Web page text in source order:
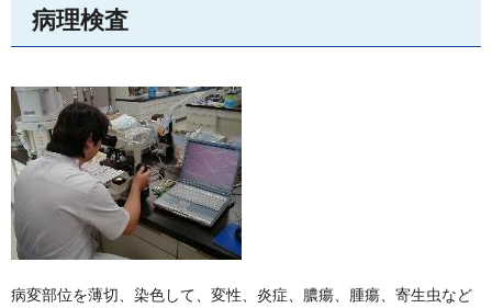
病理検査
病変部位を薄切、染色して、変性、炎症、膿瘍、腫瘍、寄生虫など